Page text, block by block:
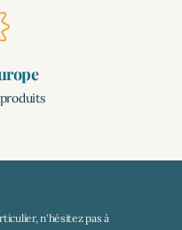
n'hésitez pas à